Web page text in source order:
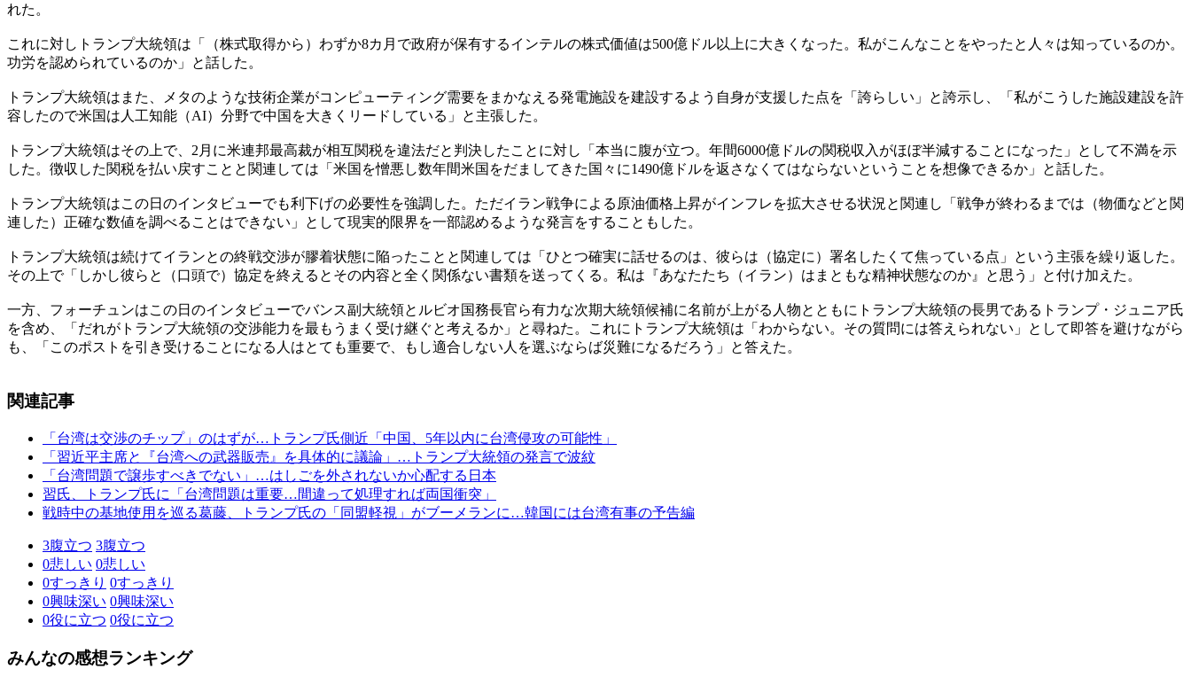
れた。
これに対しトランプ大統領は「（株式取得から）わずか8カ月で政府が保有するインテルの株式価値は500億ドル以上に大きくなった。私がこんなことをやったと人々は知っているのか。
功労を認められているのか」と話した。
トランプ大統領はまた、メタのような技術企業がコンピューティング需要をまかなえる発電施設を建設するよう自身が支援した点を「誇らしい」と誇示し、「私がこうした施設建設を許
容したので米国は人工知能（AI）分野で中国を大きくリードしている」と主張した。
トランプ大統領はその上で、2月に米連邦最高裁が相互関税を違法だと判決したことに対し「本当に腹が立つ。年間6000億ドルの関税収入がほぼ半減することになった」として不満を示
した。徴収した関税を払い戻すことと関連しては「米国を憎悪し数年間米国をだましてきた国々に1490億ドルを返さなくてはならないということを想像できるか」と話した。
トランプ大統領はこの日のインタビューでも利下げの必要性を強調した。ただイラン戦争による原油価格上昇がインフレを拡大させる状況と関連し「戦争が終わるまでは（物価などと関
連した）正確な数値を調べることはできない」として現実的限界を一部認めるような発言をすることもした。
トランプ大統領は続けてイランとの終戦交渉が膠着状態に陥ったことと関連しては「ひとつ確実に話せるのは、彼らは（協定に）署名したくて焦っている点」という主張を繰り返した。
その上で「しかし彼らと（口頭で）協定を終えるとその内容と全く関係ない書類を送ってくる。私は『あなたたち（イラン）はまともな精神状態なのか』と思う」と付け加えた。
一方、フォーチュンはこの日のインタビューでバンス副大統領とルビオ国務長官ら有力な次期大統領候補に名前が上がる人物とともにトランプ大統領の長男であるトランプ・ジュニア氏
を含め、「だれがトランプ大統領の交渉能力を最もうまく受け継ぐと考えるか」と尋ねた。これにトランプ大統領は「わからない。その質問には答えられない」として即答を避けながら
も、「このポストを引き受けることになる人はとても重要で、もし適合しない人を選ぶならば災難になるだろう」と答えた。
関連記事
「台湾は交渉のチップ」のはずが…トランプ氏側近「中国、5年以内に台湾侵攻の可能性」
「習近平主席と『台湾への武器販売』を具体的に議論」…トランプ大統領の発言で波紋
「台湾問題で譲歩すべきでない」…はしごを外されないか心配する日本
習氏、トランプ氏に「台湾問題は重要…間違って処理すれば両国衝突」
戦時中の基地使用を巡る葛藤、トランプ氏の「同盟軽視」がブーメランに…韓国には台湾有事の予告編
3腹立つ 3腹立つ
0悲しい 0悲しい
0すっきり 0すっきり
0興味深い 0興味深い
0役に立つ 0役に立つ
みんなの感想ランキング